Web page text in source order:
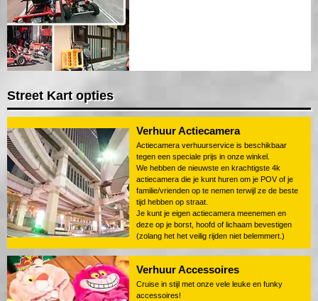
Street Kart opties
Verhuur Actiecamera
Actiecamera verhuurservice is beschikbaar
tegen een speciale prijs in onze winkel.
We hebben de nieuwste en krachtigste 4k
actiecamera die je kunt huren om je POV of je
familie/vrienden op te nemen terwijl ze de beste
tijd hebben op straat.
Je kunt je eigen actiecamera meenemen en
deze op je borst, hoofd of lichaam bevestigen
(zolang het het veilig rijden niet belemmert.)
Verhuur Accessoires
Cruise in stijl met onze vele leuke en funky
accessoires!